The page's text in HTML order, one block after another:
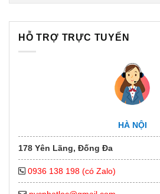
HỖ TRỢ TRỰC TUYẾN
HÀ NỘI
178 Yên Lãng, Đống Đa
0936 138 198 (có Zalo)